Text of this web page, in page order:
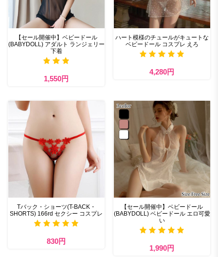
【セール開催中】ベビードール
(BABYDOLL) アダルト ランジェリー
下着
1,550円
ハート模様のチュールがキュートな
ベビードール コスプレ えろ
4,280円
Tバック・ショーツ(T-BACK・
SHORTS) 166rd セクシー コスプレ
830円
【セール開催中】ベビードール
(BABYDOLL) ベビードール エロ可愛
い
1,990円